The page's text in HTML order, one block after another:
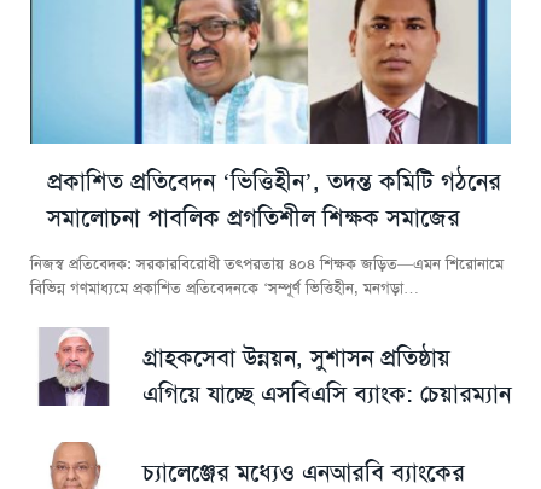
প্রকাশিত প্রতিবেদন ‘ভিত্তিহীন’, তদন্ত কমিটি গঠনের
সমালোচনা পাবলিক প্রগতিশীল শিক্ষক সমাজের
নিজস্ব প্রতিবেদক: সরকারবিরোধী তৎপরতায় ৪০৪ শিক্ষক জড়িত—এমন শিরোনামে
বিভিন্ন গণমাধ্যমে প্রকাশিত প্রতিবেদনকে ‘সম্পূর্ণ ভিত্তিহীন, মনগড়া…
গ্রাহকসেবা উন্নয়ন, সুশাসন প্রতিষ্ঠায়
এগিয়ে যাচ্ছে এসবিএসি ব্যাংক: চেয়ারম্যান
চ্যালেঞ্জের মধ্যেও এনআরবি ব্যাংকের